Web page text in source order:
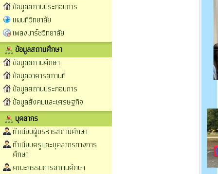
ข้อมูลสถานประกอบการ
แผนที่วิทยาลัย
เพลงมาร์ชวิทยาลัย
ข้อมูลสถานศึกษา
ข้อมูลสถานศึกษา
ข้อมูลอาคารสถานที่
ข้อมูลสถานประกอบการ
ข้อมูลสังคมและเศรษฐกิจ
บุคลากร
ทำเนียบผู้บริหารสถานศึกษา
ทำเนียบครูและบุคลากรทางการ
ศึกษา
คณะกรรมการสถานศึกษา